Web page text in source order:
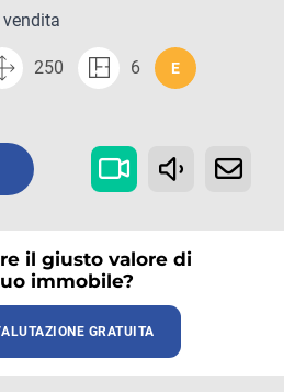
250 6 E
il giusto valore di
immobile?
GRATUITA